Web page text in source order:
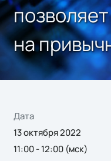
на
Дата
13 октября 2022
11:00 - 12:00 (мск)